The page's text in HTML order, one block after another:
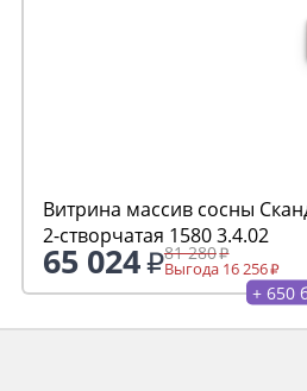
Витрина массив сосны
2-створчатая 1580 3.4.02
65 024 81 280
Выгода 16 256
+ 650